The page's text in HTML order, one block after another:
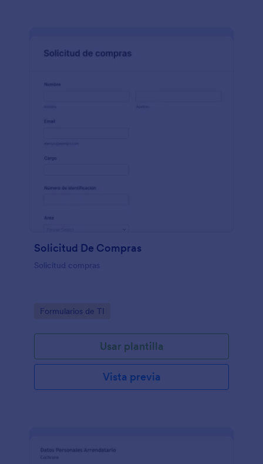
Solicitud De Compras
Solicitud compras
Go to Category:
Formularios de TI
Usar plantilla
Vista previa